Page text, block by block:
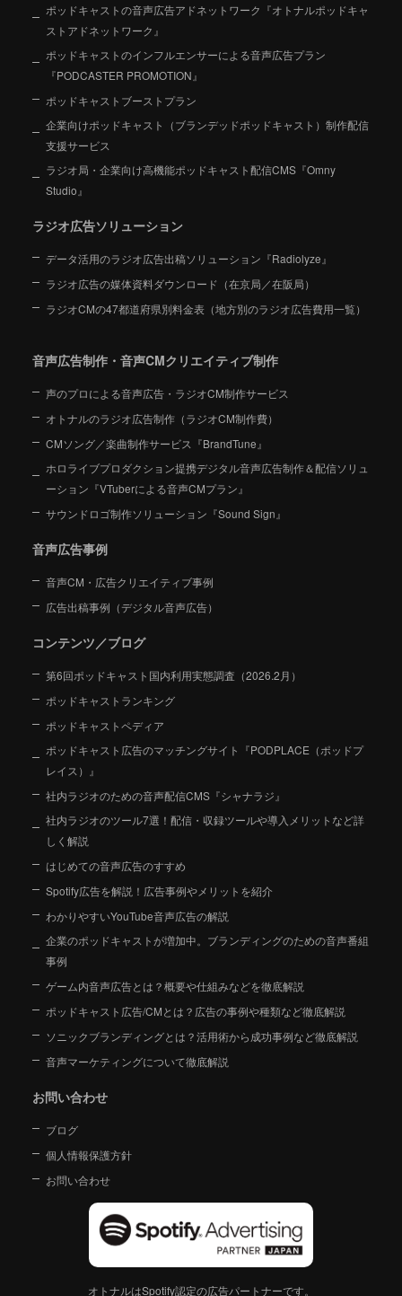
ポッドキャストの音声広告アドネットワーク『オトナルポッドキャ
ストアドネットワーク』
ポッドキャストのインフルエンサーによる音声広告プラン
『PODCASTER PROMOTION』
ポッドキャストブーストプラン
企業向けポッドキャスト（ブランデッドポッドキャスト）制作配信
支援サービス
ラジオ局・企業向け高機能ポッドキャスト配信CMS『Omny
Studio』
ラジオ広告ソリューション
データ活用のラジオ広告出稿ソリューション『Radiolyze』
ラジオ広告の媒体資料ダウンロード（在京局／在阪局）
ラジオCMの47都道府県別料金表（地方別のラジオ広告費用一覧）
音声広告制作・音声CMクリエイティブ制作
声のプロによる音声広告・ラジオCM制作サービス
オトナルのラジオ広告制作（ラジオCM制作費）
CMソング／楽曲制作サービス『BrandTune』
ホロライブプロダクション提携デジタル音声広告制作＆配信ソリュ
ーション 『VTuberによる音声CMプラン』
サウンドロゴ制作ソリューション『Sound Sign』
音声広告事例
音声CM・広告クリエイティブ事例
広告出稿事例（デジタル音声広告）
コンテンツ／ブログ
第6回ポッドキャスト国内利用実態調査（2026.2月）
ポッドキャストランキング
ポッドキャストペディア
ポッドキャスト広告のマッチングサイト『PODPLACE（ポッドプ
レイス）』
社内ラジオのための音声配信CMS『シャナラジ』
社内ラジオのツール7選！配信・収録ツールや導入メリットなど詳
しく解説
はじめての音声広告のすすめ
Spotify広告を解説！広告事例やメリットを紹介
わかりやすいYouTube音声広告の解説
企業のポッドキャストが増加中。ブランディングのための音声番組
事例
ゲーム内音声広告とは？概要や仕組みなどを徹底解説
ポッドキャスト広告/CMとは？広告の事例や種類など徹底解説
ソニックブランディングとは？活用術から成功事例など徹底解説
音声マーケティングについて徹底解説
お問い合わせ
ブログ
個人情報保護方針
お問い合わせ
オトナルはSpotify認定の広告パートナーです。